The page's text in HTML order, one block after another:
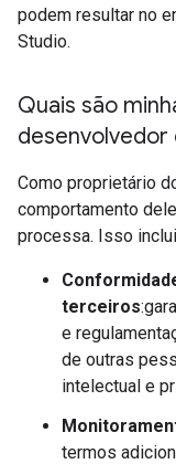
podem resultar no
Studio.
Quais são
desenvolvedor
Como proprietário
comportamento
processa. Isso
terceiros
e
de outras
intelectual e
termos